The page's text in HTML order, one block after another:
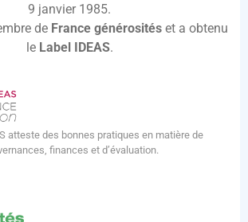
9 janvier 1985.
de France générositéset a obtenu
le Label IDEAS.
atteste des bonnes pratiques en matière de
finances et d’évaluation.